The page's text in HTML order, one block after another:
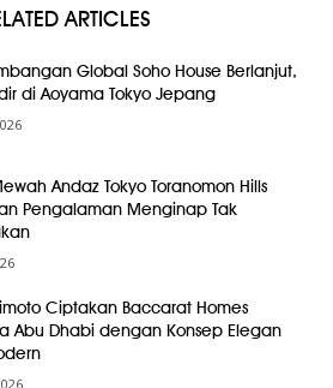
ARTICLES
Global Soho House Berlanjut,
di Aoyama Tokyo Jepang
Andaz Tokyo Toranomon Hills
Pengalaman Menginap Tak
Ciptakan Baccarat Homes
Abu Dhabi dengan Konsep Elegan